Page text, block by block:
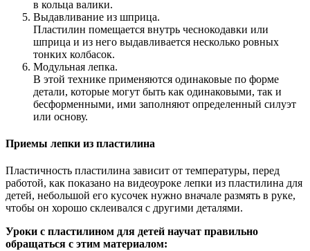
в кольца валики.
Выдавливание из шприца.
Пластилин помещается внутрь чеснокодавки или
шприца и из него выдавливается несколько ровных
тонких колбасок.
Модульная лепка.
В этой технике применяются одинаковые по форме
детали, которые могут быть как одинаковыми, так и
бесформенными, ими заполняют определенный силуэт
или основу.
Приемы лепки из пластилина
Пластичность пластилина зависит от температуры, перед
работой, как показано на видеоуроке лепки из пластилина для
детей, небольшой его кусочек нужно вначале размять в руке,
чтобы он хорошо склеивался с другими деталями.
Уроки с пластилином для детей научат правильно
обращаться с этим материалом: